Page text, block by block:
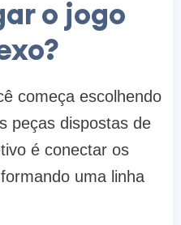
o jogo
começa escolhendo
peças dispostas de
é conectar os
uma linha